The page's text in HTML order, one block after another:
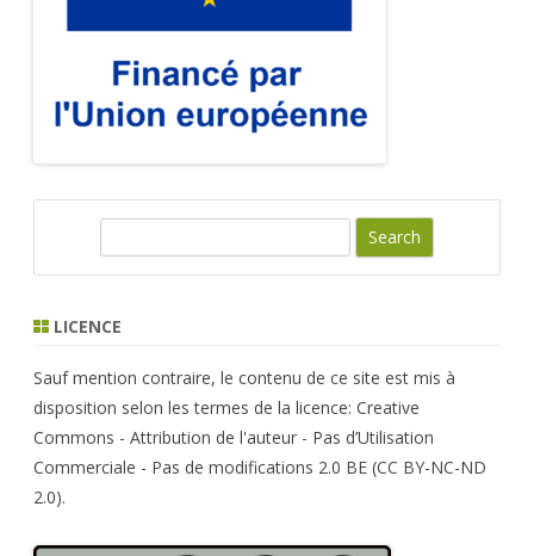
r
h
LICENCE
Sauf mention contraire, le contenu de ce site est mis à
disposition selon les termes de la licence: Creative
Commons - Attribution de l'auteur - Pas d’Utilisation
Commerciale - Pas de modifications 2.0 BE (CC BY-NC-ND
2.0).